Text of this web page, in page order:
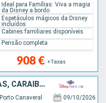
908 € +Taxas
Ideal para Famílias: Viva a magia
da Disney a bordo
Espetáculos mágicos da Disney
incluídos
Cabines familiares disponíveis
Pensão completa
ESTADOS UNIDOS, BAHAMAS, CARAIBAS - MEXICO
Porto Canaveral 09/10/2026